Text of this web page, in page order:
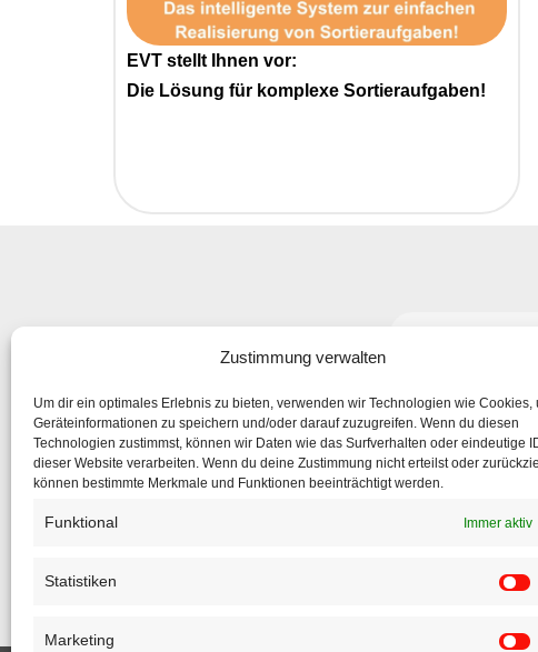
Zustimmung verwalten
Um dir ein optimales Erlebnis zu bieten, verwenden wir Technologien wie Cookies,
Geräteinformationen zu speichern und/oder darauf zuzugreifen. Wenn du diesen
Technologien zustimmst, können wir Daten wie das Surfverhalten oder eindeutige
dieser Website verarbeiten. Wenn du deine Zustimmung nicht erteilst oder
können bestimmte Merkmale und Funktionen beeinträchtigt werden.
Funktional Immer aktiv
Statistiken
Marketing
EVT stellt Ihnen vor:
Die Lösung für komplexe Sortieraufgaben!
Abonnieren
um nichts